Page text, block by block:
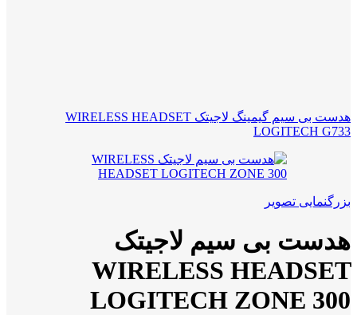
هدست بی سیم گیمینگ لاجیتک WIRELESS HEADSET
LOGITECH G733
بزرگنمایی تصویر
هدست بی سیم لاجیتک
WIRELESS HEADSET
LOGITECH ZONE 300